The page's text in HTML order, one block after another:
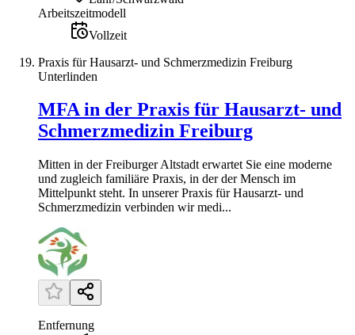
Arbeitszeitmodell
Vollzeit
Praxis für Hausarzt- und Schmerzmedizin Freiburg
Unterlinden
MFA in der Praxis für Hausarzt- und
Schmerzmedizin Freiburg
Mitten in der Freiburger Altstadt erwartet Sie eine moderne
und zugleich familiäre Praxis, in der der Mensch im
Mittelpunkt steht. In unserer Praxis für Hausarzt- und
Schmerzmedizin verbinden wir medi...
Entfernung